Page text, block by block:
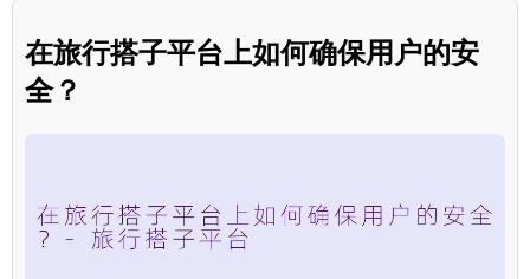
在旅行搭子平台上如何确保用户的安
全？